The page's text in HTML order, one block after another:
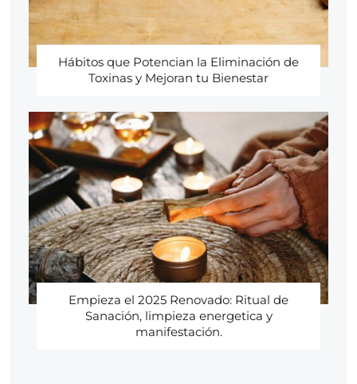
Hábitos que Potencian la Eliminación de
Toxinas y Mejoran tu Bienestar
Empieza el 2025 Renovado: Ritual de
Sanación, limpieza energetica y
manifestación.